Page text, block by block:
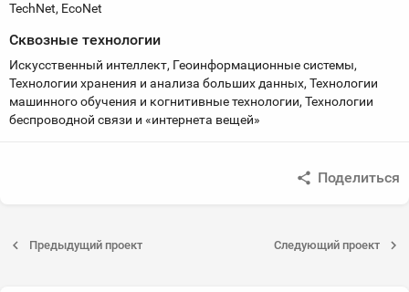
TechNet, EcoNet
Сквозные технологии
Искусственный интеллект, Геоинформационные системы,
Технологии хранения и анализа больших данных, Технологии
машинного обучения и когнитивные технологии, Технологии
беспроводной связи и «интернета вещей»
Поделиться
Предыдущий проект Следующий проект